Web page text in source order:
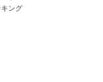
ング